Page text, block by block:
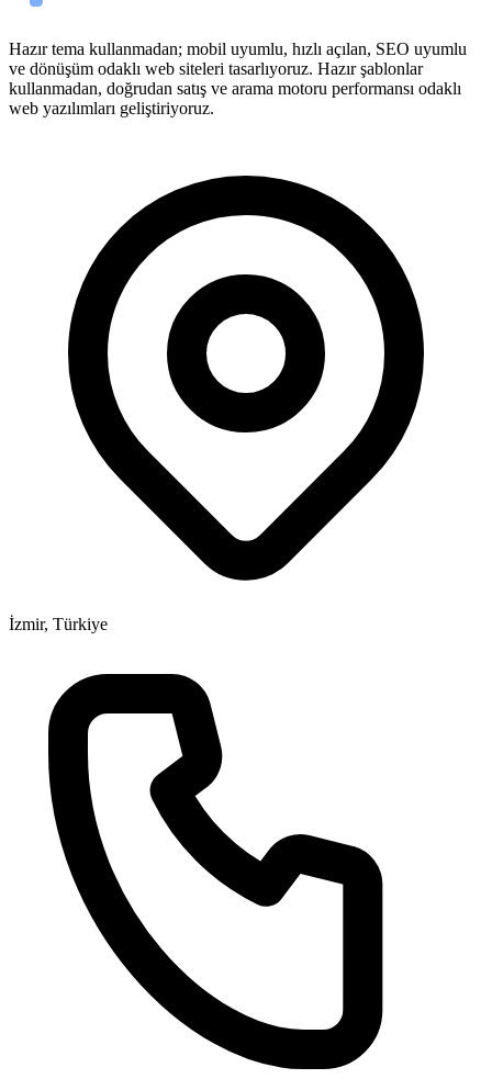
Hazır tema kullanmadan; mobil uyumlu, hızlı açılan, SEO uyumlu
ve dönüşüm odaklı web siteleri tasarlıyoruz. Hazır şablonlar
kullanmadan, doğrudan satış ve arama motoru performansı odaklı
web yazılımları geliştiriyoruz.
İzmir, Türkiye